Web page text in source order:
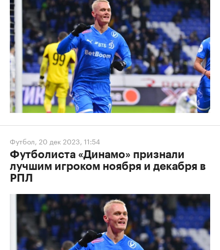
Футбол, 20 дек 2023, 11:54
Футболиста «Динамо» признали
лучшим игроком ноября и декабря в
РПЛ